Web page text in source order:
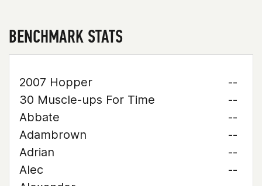
BENCHMARK STATS
2007 Hopper
--
30 Muscle-ups For Time
--
Abbate
--
Adambrown
--
Adrian
--
Alec
--